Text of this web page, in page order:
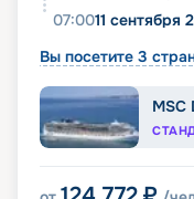
07:0011 сентября
Вы посетите 3
MSC